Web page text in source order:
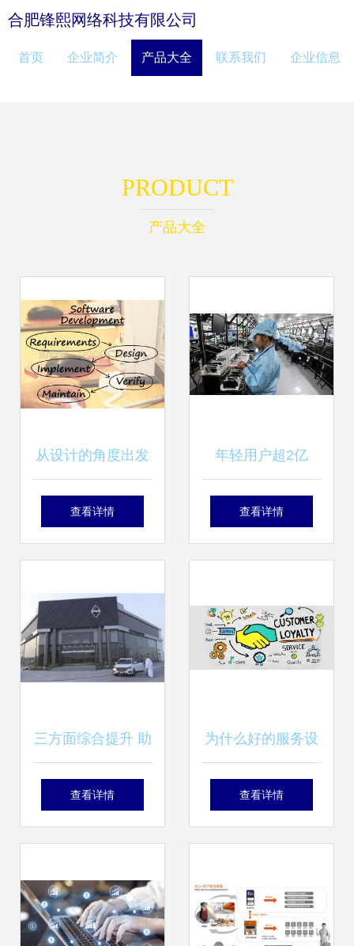
合肥锋熙网络科技有限公司
首页 企业简介 产品大全 联系我们 企业信息
PRODUCT
产品大全
从设计的角度出发
软件开发过程中显
的深度解析
查看详情
年轻用户超2亿
OPPO R11再创销
合
查看详情
三方面综合提升 助
力宝沃销量逆势上
查看详情
为什么好的服务设
计不能保证顾客忠
查看详情